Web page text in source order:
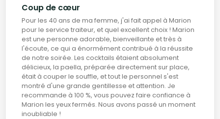
Coup de cœur
Pour les 40 ans de ma femme, j'ai fait appel à Marion
pour le service traiteur, et quel excellent choix ! Marion
est une personne adorable, bienveillante et très à
l'écoute, ce qui a énormément contribué à la réussite
de notre soirée. Les cocktails étaient absolument
délicieux, la paella, préparée directement sur place,
était à couper le souffle, et tout le personnel s'est
montré d'une grande gentillesse et attention. Je
recommande à 100 %, vous pouvez faire confiance à
Marion les yeux fermés. Nous avons passé un moment
inoubliable !